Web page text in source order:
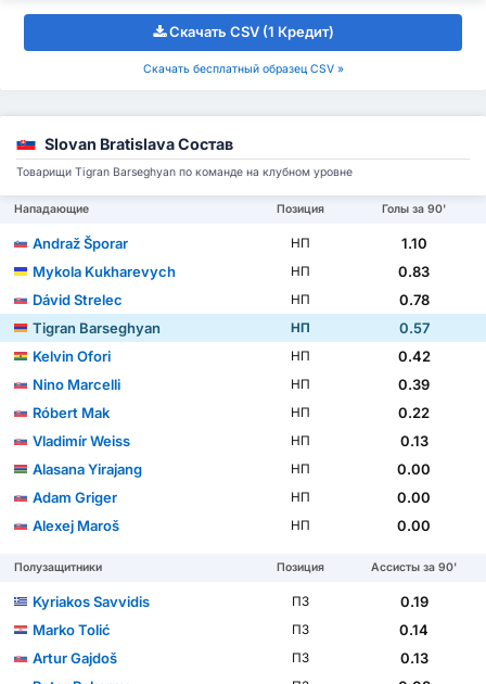
Скачать CSV (1 Кредит)
Скачать бесплатный образец CSV »
Slovan Bratislava Состав
Товарищи Tigran Barseghyan по команде на клубном уровне
Нападающие Позиция Голы за 90'
Andraž Šporar НП
1.10
Mykola Kukharevych
НП
0.83
Dávid Strelec
НП
0.78
Tigran Barseghyan
НП
0.57
Kelvin Ofori
НП
0.42
Nino Marcelli
НП
0.39
Róbert Mak
НП
0.22
Vladimír Weiss
НП
0.13
Alasana Yirajang
НП
0.00
Adam Griger
НП
0.00
Alexej Maroš
НП 0.00
Полузащитники Позиция Ассисты за 90'
Kyriakos Savvidis ПЗ
0.19
Marko Tolić
ПЗ
0.14
Artur Gajdoš
ПЗ
0.13